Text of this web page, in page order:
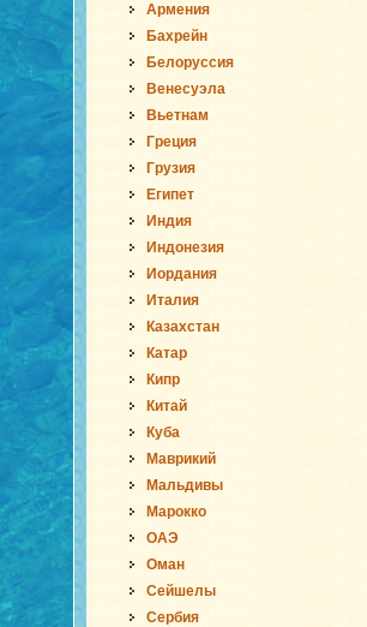
Армения
Бахрейн
Белоруссия
Венесуэла
Вьетнам
Греция
Грузия
Египет
Индия
Индонезия
Иордания
Италия
Казахстан
Катар
Кипр
Китай
Куба
Маврикий
Мальдивы
Марокко
ОАЭ
Оман
Сейшелы
Сербия